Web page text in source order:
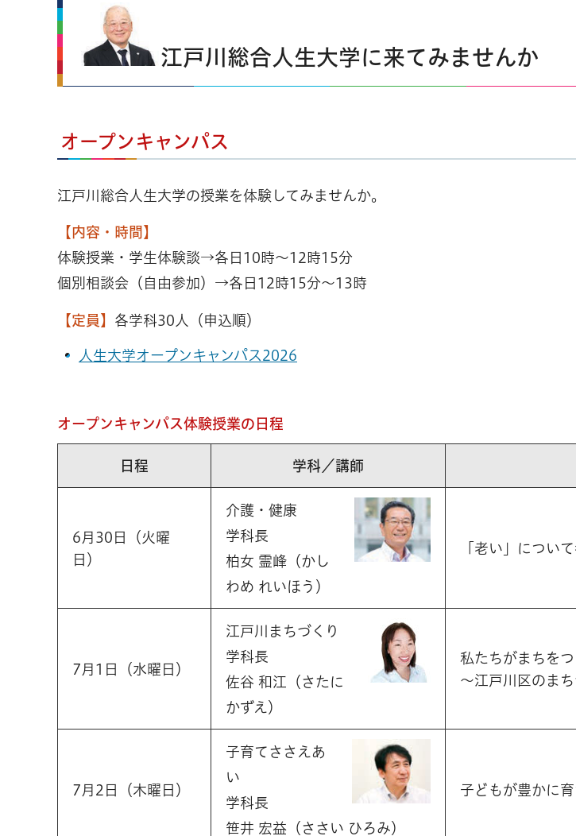
江戸川総合人生大学に来てみませんか
オープンキャンパス
江戸川総合人生大学の授業を体験してみませんか。
【内容・時間】
体験授業・学生体験談→各日10時～12時15分
個別相談会（自由参加）→各日12時15分～13時
【定員】 各学科30人（申込順）
人生大学オープンキャンパス2026
オープンキャンパス体験授業の日程
日程 学科／講師
6月30日（火曜
日）
介護・健康
学科長
柏女 霊峰（かし
わめ れいほう）
「老い」につい
7月1日（水曜日）
江戸川まちづくり
学科長
佐谷 和江（さたに
かずえ）
私たちがまちをつ
〜江戸川区のま
7月2日（木曜日）
子育てささえあ
い
学科長
笹井 宏益（ささい ひろみ）
子どもが豊かに